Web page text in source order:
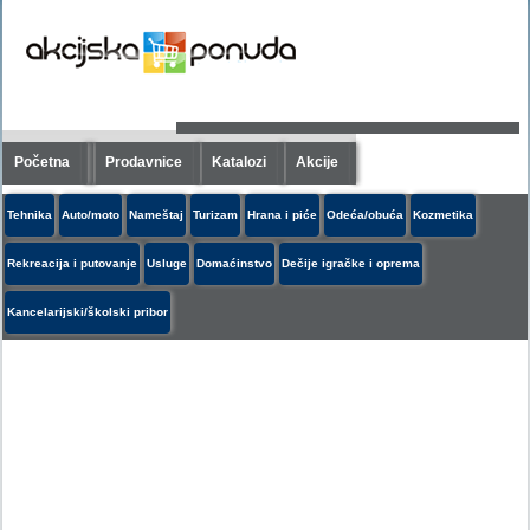
Početna Prodavnice Katalozi Akcije
Tehnika Auto/moto Nameštaj Turizam Hrana i piće Odeća/obuća Kozmetika
Rekreacija i putovanje Usluge Domaćinstvo Dečije igračke i oprema
Kancelarijski/školski pribor